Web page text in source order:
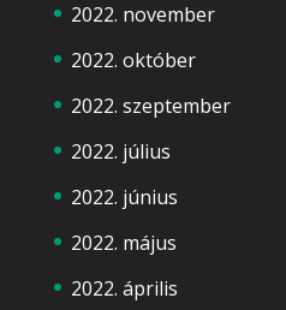
2022. november
2022. október
2022. szeptember
2022. július
2022. június
2022. május
2022. április